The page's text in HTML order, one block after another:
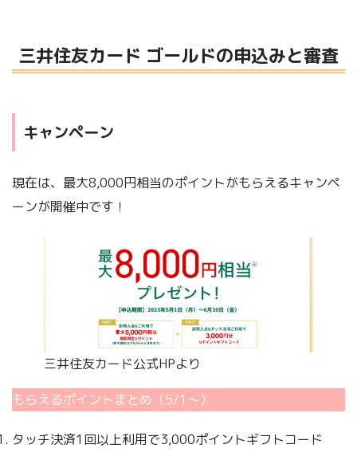
三井住友カード ゴールドの申込みと審査
キャンペーン
現在は、最大8,000円相当のポイントがもらえるキャンペ
ーンが開催中です！
三井住友カード公式HPより
もらえるポイントまとめ（5/1～）
タッチ決済1回以上利用で3,000ポイントギフトコード